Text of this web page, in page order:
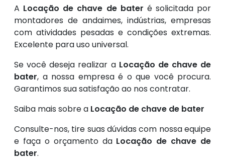
A Locação de chave de bater é solicitada por
montadores de andaimes, indústrias, empresas
com atividades pesadas e condições extremas.
Excelente para uso universal.
Se você deseja realizar a Locação de chave de
bater, a nossa empresa é o que você procura.
Garantimos sua satisfação ao nos contratar.
Saiba mais sobre a Locação de chave de bater
Consulte-nos, tire suas dúvidas com nossa equipe
e faça o orçamento da Locação de chave de
bater.